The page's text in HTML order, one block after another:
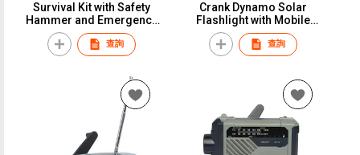
Survival Kit with Safety
Hammer and Emergency
Lighting
查詢
Crank Dynamo Solar
Flashlight with Mobile
Phone Charger and AM &
FM Radio
查詢